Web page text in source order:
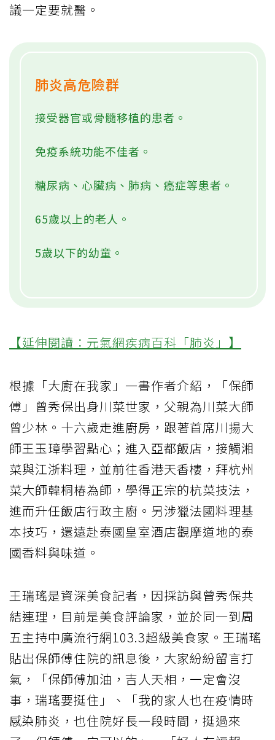
議一定要就醫。
肺炎高危險群
接受器官或骨髓移植的患者。
免疫系統功能不佳者。
糖尿病、心臟病、肺病、癌症等患者。
65歲以上的老人。
5歲以下的幼童。
【延伸閱讀：元氣網疾病百科「肺炎」】
根據「大廚在我家」一書作者介紹，「保師
傅」曾秀保出身川菜世家，父親為川菜大師
曾少林。十六歲走進廚房，跟著首席川揚大
師王玉璋學習點心；進入亞都飯店，接觸湘
菜與江浙料理，並前往香港天香樓，拜杭州
菜大師韓桐椿為師，學得正宗的杭菜技法，
進而升任飯店行政主廚。另涉獵法國料理基
本技巧，還遠赴泰國皇室酒店觀摩道地的泰
國香料與味道。
王瑞瑤是資深美食記者，因採訪與曾秀保共
結連理，目前是美食評論家，並於同一到周
五主持中廣流行網103.3超級美食家。王瑞瑤
貼出保師傅住院的訊息後，大家紛紛留言打
氣，「保師傅加油，吉人天相，一定會沒
事，瑞瑤要挺住」、「我的家人也在疫情時
感染肺炎，也住院好長一段時間，挺過來